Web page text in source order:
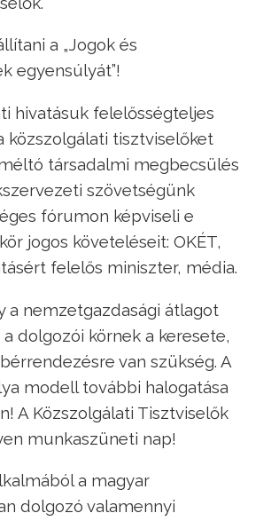
a „Jogok és
egyensúlyát”!
hivatásuk felelősségteljes
közszolgálati tisztviselőket
társadalmi megbecsülés
szövetségünk
fórumon képviseli e
jogos követeléseit: OKÉT,
felelős miniszter, média.
a nemzetgazdasági átlagot
dolgozói körnek a keresete,
van szükség. A
modell további halogatása
A Közszolgálati Tisztviselők
munkaszüneti nap!
a magyar
dolgozó valamennyi